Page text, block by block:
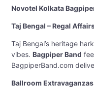
Novotel Kolkata
Taj Bengal – Regal
Taj Bengal’s heritage
vibes. Bagpiper Band
BagpiperBand.com
Ballroom